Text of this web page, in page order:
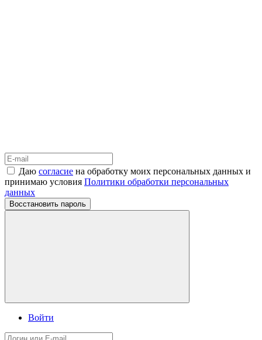
Даю согласие на обработку моих персональных данных и
принимаю условия Политики обработки персональных
данных
Восстановить пароль
Войти